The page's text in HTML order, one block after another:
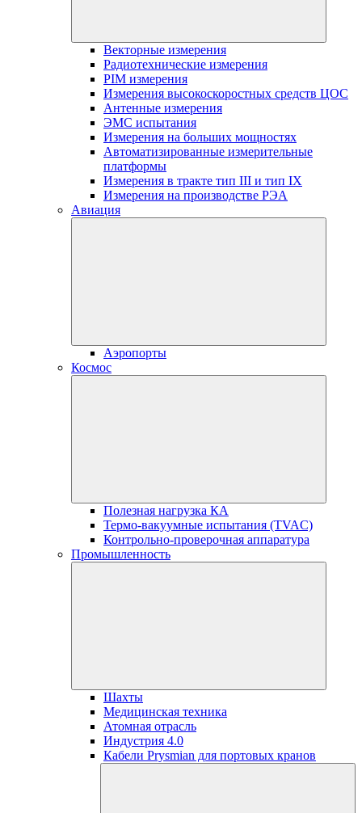
Векторные измерения
Радиотехнические измерения
PIM измерения
Измерения высокоскоростных средств ЦОС
Антенные измерения
ЭМС испытания
Измерения на больших мощностях
Автоматизированные измерительные
платформы
Измерения в тракте тип III и тип IX
Измерения на производстве РЭА
Авиация
Аэропорты
Космос
Полезная нагрузка КА
Термо-вакуумные испытания (TVAC)
Контрольно-проверочная аппаратура
Промышленность
Шахты
Медицинская техника
Атомная отрасль
Индустрия 4.0
Кабели Prysmian для портовых кранов